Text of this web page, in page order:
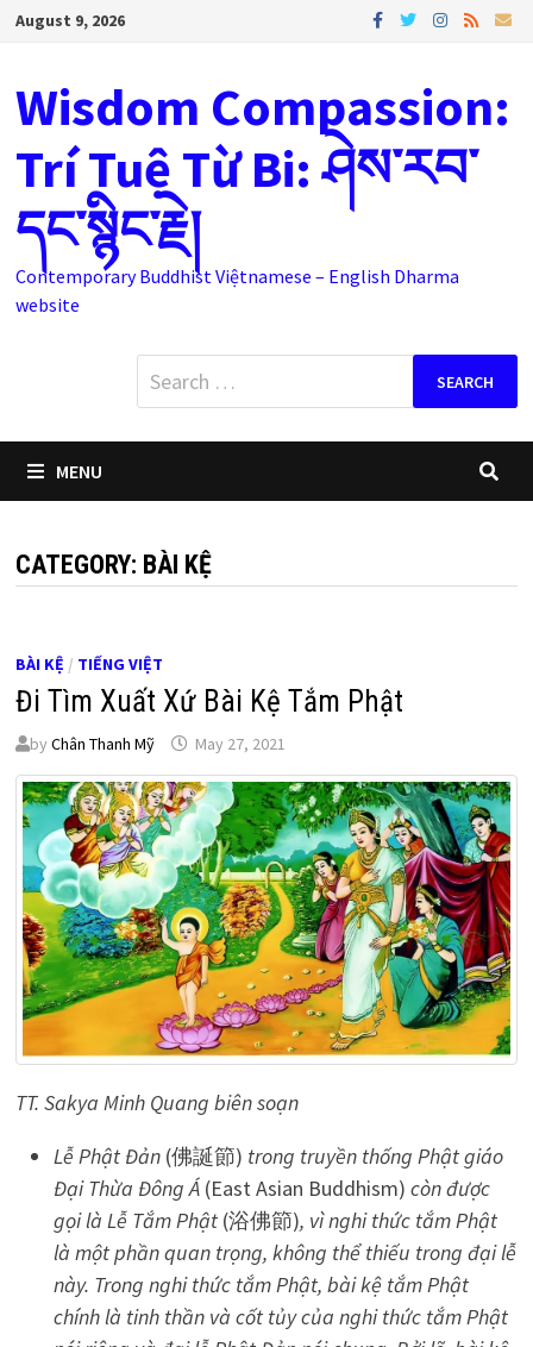
SkipAugust 9, 2026
Wisdom Compassion:
Trí Tuệ Từ Bi: ཤེས་རབ་
དང་སྙིང་རྗེ།
Contemporary Buddhist Việtnamese – English Dharma
website
Search
for:
MENU
CATEGORY: BÀI KỆ
BÀI KỆ / TIẾNG VIỆT
Đi Tìm Xuất Xứ Bài Kệ Tắm Phật
by Chân Thanh Mỹ May 27, 2021
TT. Sakya Minh Quang biên soạn
Lễ Phật Đản (佛誕節) trong truyền thống Phật giáo
Đại Thừa Đông Á (East Asian Buddhism) còn được
gọi là Lễ Tắm Phật (浴佛節), vì nghi thức tắm Phật
là một phần quan trọng, không thể thiếu trong đại lễ
này. Trong nghi thức tắm Phật, bài kệ tắm Phật
chính là tinh thần và cốt tủy của nghi thức tắm Phật